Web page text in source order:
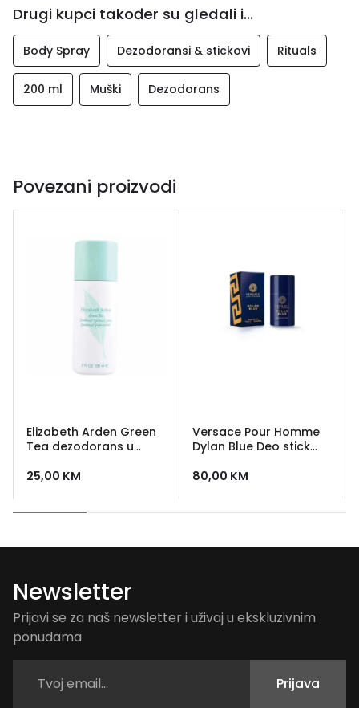
Drugi kupci također su gledali i...
Body Spray Dezodoransi & stickovi Rituals
200 ml Muški Dezodorans
Povezani proizvodi
Elizabeth Arden Green
Tea dezodorans u
25,00 KM
Versace Pour Homme
Dylan Blue Deo stick
80,00 KM
Newsletter
Prijavi se za naš newsletter i uživaj u ekskluzivnim
ponudama
Prijava